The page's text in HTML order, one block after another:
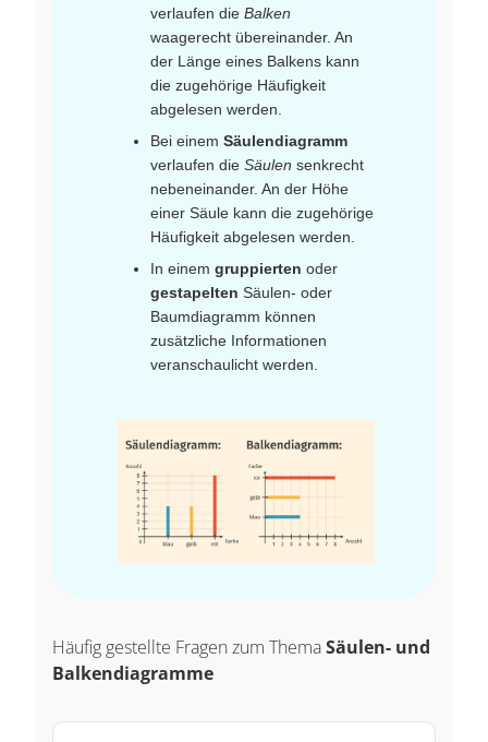
verlaufen die Balken
waagerecht übereinander. An
der Länge eines Balkens kann
die zugehörige Häufigkeit
abgelesen werden.
Bei einem Säulendiagramm
verlaufen die Säulen senkrecht
nebeneinander. An der Höhe
einer Säule kann die zugehörige
Häufigkeit abgelesen werden.
In einem gruppierten oder
gestapelten Säulen‑ oder
Baumdiagramm können
zusätzliche Informationen
veranschaulicht werden.
Häufig gestellte Fragen zum ThemaSäulen- und
Balkendiagramme